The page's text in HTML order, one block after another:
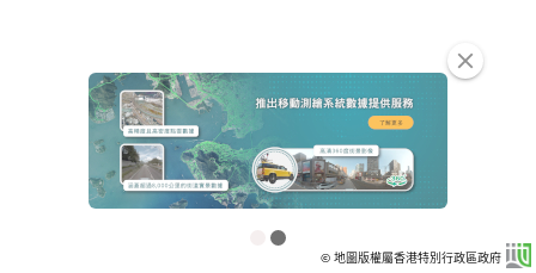
© 地圖版權屬香港特別行政區政府
clear